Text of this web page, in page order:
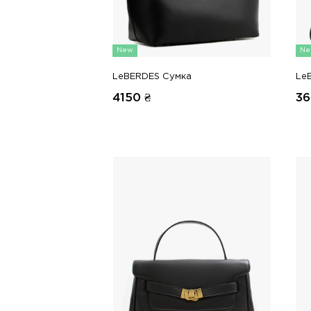
New
LeBERDES Сумка
4150 ₴